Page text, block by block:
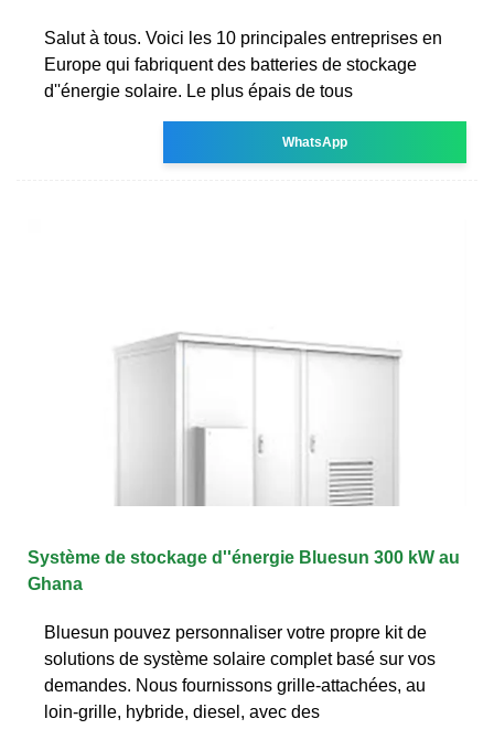
Salut à tous. Voici les 10 principales entreprises en
Europe qui fabriquent des batteries de stockage
d''énergie solaire. Le plus épais de tous
WhatsApp
Système de stockage d''énergie Bluesun 300 kW au
Ghana
Bluesun pouvez personnaliser votre propre kit de
solutions de système solaire complet basé sur vos
demandes. Nous fournissons grille-attachées, au
loin-grille, hybride, diesel, avec des